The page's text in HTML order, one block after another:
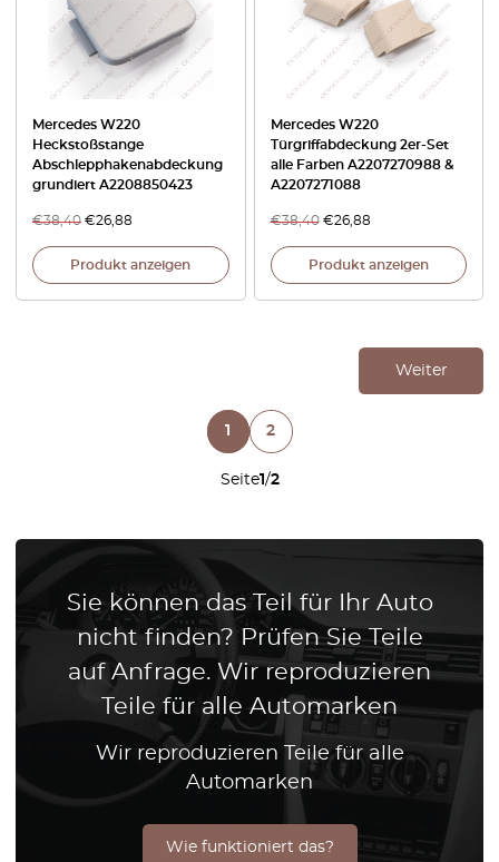
Mercedes W220
Heckstoßstange
Abschlepphakenabdeckung
grundiert A2208850423
€38,40 €26,88
Produkt anzeigen
Mercedes W220
Türgriffabdeckung 2er-Set
alle Farben A2207270988 &
A2207271088
€38,40 €26,88
Produkt anzeigen
Seite1/2
Weiter
1 2
Sie können das Teil für Ihr Auto
nicht finden? Prüfen Sie Teile
auf Anfrage. Wir reproduzieren
Teile für alle Automarken
Wir reproduzieren Teile für alle
Automarken
Wie funktioniert das?